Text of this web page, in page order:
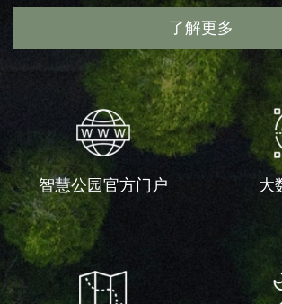
了解更多
智慧公园官方门户 大